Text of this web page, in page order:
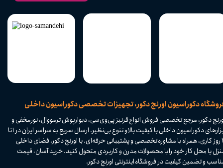
دکوراسیون اورنج دکور، تجهیزات تخصصی دکوراسیون داخلی
دکور، مرجع تخصصی فروش انواع قرنیز پی‌وی‌سی، دیوارپوش ترمووال، نورمخفی و
ابزارهای دکوراسیون داخلی با کیفیت بالا و تنوع بی‌نظیر. ارسال سریع به سراسر ایران در ۱ تا
۴ روز کاری، همراه با مشاوره تخصصی و پشتیبانی حرفه‌ای. با اورنج دکور، فضای داخلی
یا محل کار خود را با محصولات مدرن و کاربردی متحول کنید. خرید آسان، قیمت
و تضمین کیفیت در فروشگاه اینترنتی اورنج دکور.​​​​​​​